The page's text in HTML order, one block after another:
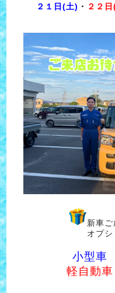
２１日(土) ・ ２２
新車ご
オプシ
小型車
軽自動車